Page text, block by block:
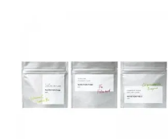
をメインに、美を引き出すコラーゲ
ン5,000mgも配合。さらにリズムを
支える鉄分やビタミン6種(*2)、食